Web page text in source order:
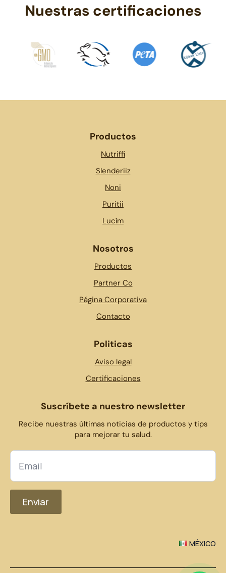
Nuestras certificaciones
Productos
Nutriffi
Slenderiiz
Noni
Puritii
Lucím
Nosotros
Productos
Partner Co
Página Corporativa
Contacto
Politicas
Aviso legal
Certificaciones
Suscríbete a nuestro newsletter
Recibe nuestras últimas noticias de productos y tips
para mejorar tu salud.
Enviar
MÉXICO